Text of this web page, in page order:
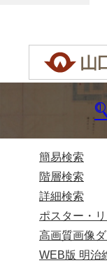
簡易検索
階層検索
詳細検索
ポスター・
高画質画像
WEB版 明治